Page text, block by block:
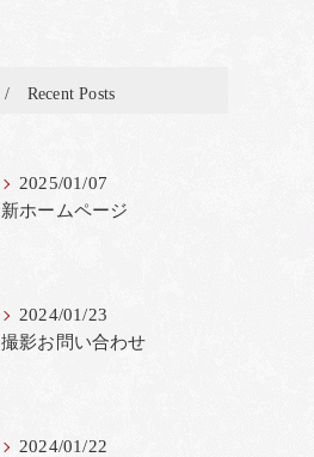
Recent Posts
2025/01/07
新ホームページ
2024/01/23
撮影お問い合わせ
2024/01/22